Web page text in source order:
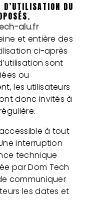
D’UTILISATION DU
alu.fr
et entière des
ci-après
sont
ou
les utilisateurs
donc invités à
à tout
interruption
technique
par Dom Tech
communiquer
les dates et